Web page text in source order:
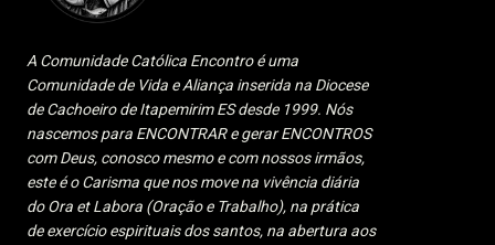
A Comunidade Católica Encontro é uma
Comunidade de Vida e Aliança inserida na Diocese
de Cachoeiro de Itapemirim ES desde 1999. Nós
nascemos para ENCONTRAR e gerar ENCONTROS
com Deus, conosco mesmo e com nossos irmãos,
este é o Carisma que nos move na vivência diária
do Ora et Labora (Oração e Trabalho), na prática
de exercício espirituais dos santos, na abertura aos